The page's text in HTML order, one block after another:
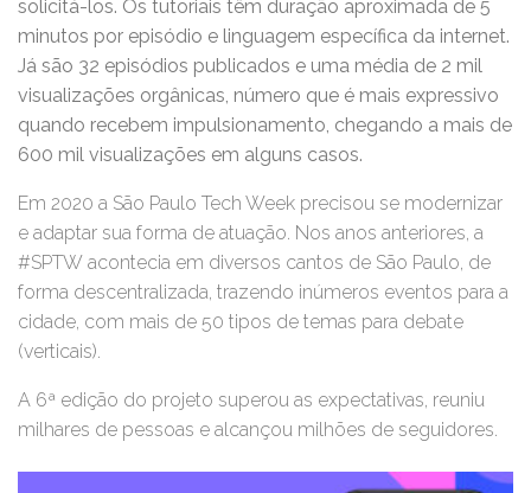
solicitá-los. Os tutoriais têm duração aproximada de 5
minutos por episódio e linguagem específica da internet.
Já são 32 episódios publicados e uma média de 2 mil
visualizações orgânicas, número que é mais expressivo
quando recebem impulsionamento, chegando a mais de
600 mil visualizações em alguns casos.
Em 2020 a São Paulo Tech Week precisou se modernizar
e adaptar sua forma de atuação. Nos anos anteriores, a
#SPTW acontecia em diversos cantos de São Paulo, de
forma descentralizada, trazendo inúmeros eventos para a
cidade, com mais de 50 tipos de temas para debate
(verticais).
A 6ª edição do projeto superou as expectativas, reuniu
milhares de pessoas e alcançou milhões de seguidores.